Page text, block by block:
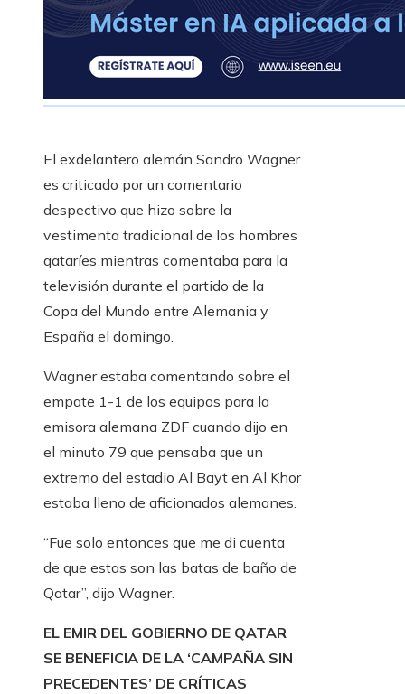
El exdelantero alemán Sandro Wagner
es criticado por un comentario
despectivo que hizo sobre la
vestimenta tradicional de los hombres
qataríes mientras comentaba para la
televisión durante el partido de la
Copa del Mundo entre Alemania y
España el domingo.
Wagner estaba comentando sobre el
empate 1-1 de los equipos para la
emisora ​​alemana ZDF cuando dijo en
el minuto 79 que pensaba que un
extremo del estadio Al Bayt en Al Khor
estaba lleno de aficionados alemanes.
“Fue solo entonces que me di cuenta
de que estas son las batas de baño de
Qatar”, dijo Wagner.
EL EMIR DEL GOBIERNO DE QATAR
SE BENEFICIA DE LA ‘CAMPAÑA SIN
PRECEDENTES’ DE CRÍTICAS